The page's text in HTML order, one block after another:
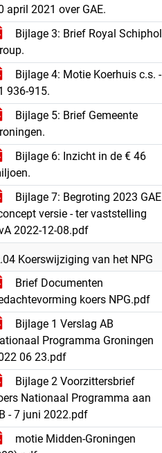
april 2021 over GAE.
Bijlage 3: Brief Royal Schiphol
Bijlage 4: Motie Koerhuis c.s. -
936-915.
Bijlage 5: Brief Gemeente
Bijlage 6: Inzicht in de € 46
Bijlage 7: Begroting 2023 GAE
versie - ter vaststelling
2022-12-08.pdf
Koerswijziging van het NPG
Brief Documenten
koers NPG.pdf
Bijlage 1 Verslag AB
Programma Groningen
06 23.pdf
Bijlage 2 Voorzittersbrief
Nationaal Programma aan
- 7 juni 2022.pdf
motie Midden-Groningen